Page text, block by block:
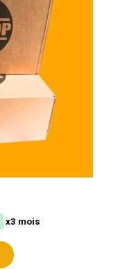
x3 mois